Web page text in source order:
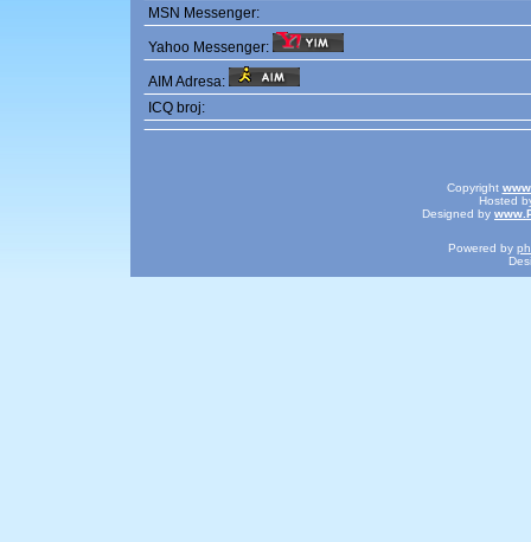
MSN Messenger:
Yahoo Messenger:
AIM Adresa:
ICQ broj:
Copyright
Hosted
Designed by
Powered by